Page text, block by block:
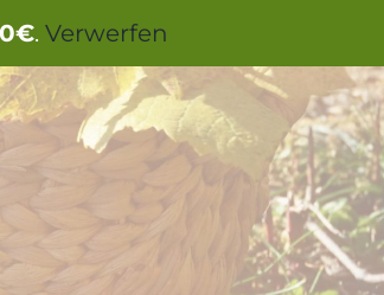
. Verwerfen